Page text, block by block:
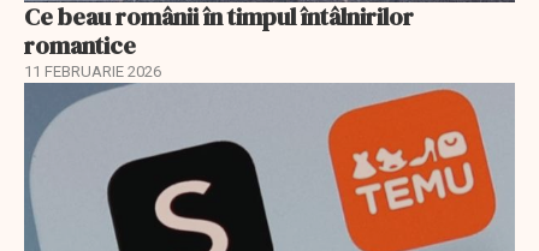
Ce beau românii în timpul întâlnirilor
romantice
11 FEBRUARIE 2026